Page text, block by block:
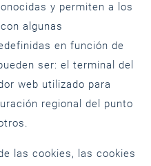
y permiten a los
algunas
en función de
ser: el terminal del
web utilizado para
regional del punto
las cookies, las cookies